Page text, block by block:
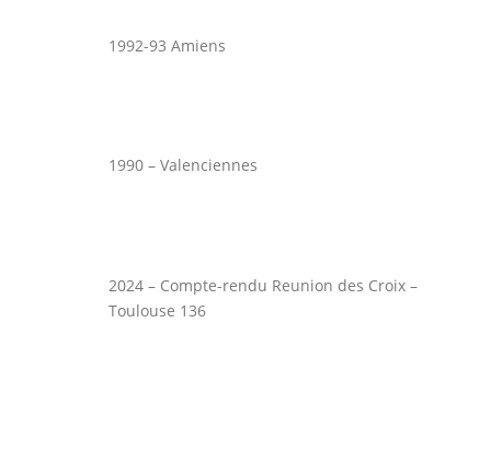
1992-93 Amiens
1990 – Valenciennes
2024 – Compte-rendu Reunion des Croix –
Toulouse 136